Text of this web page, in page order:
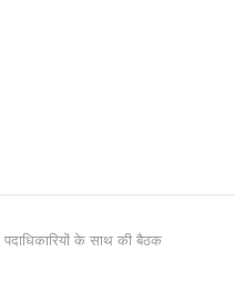
के साथ की बैठक